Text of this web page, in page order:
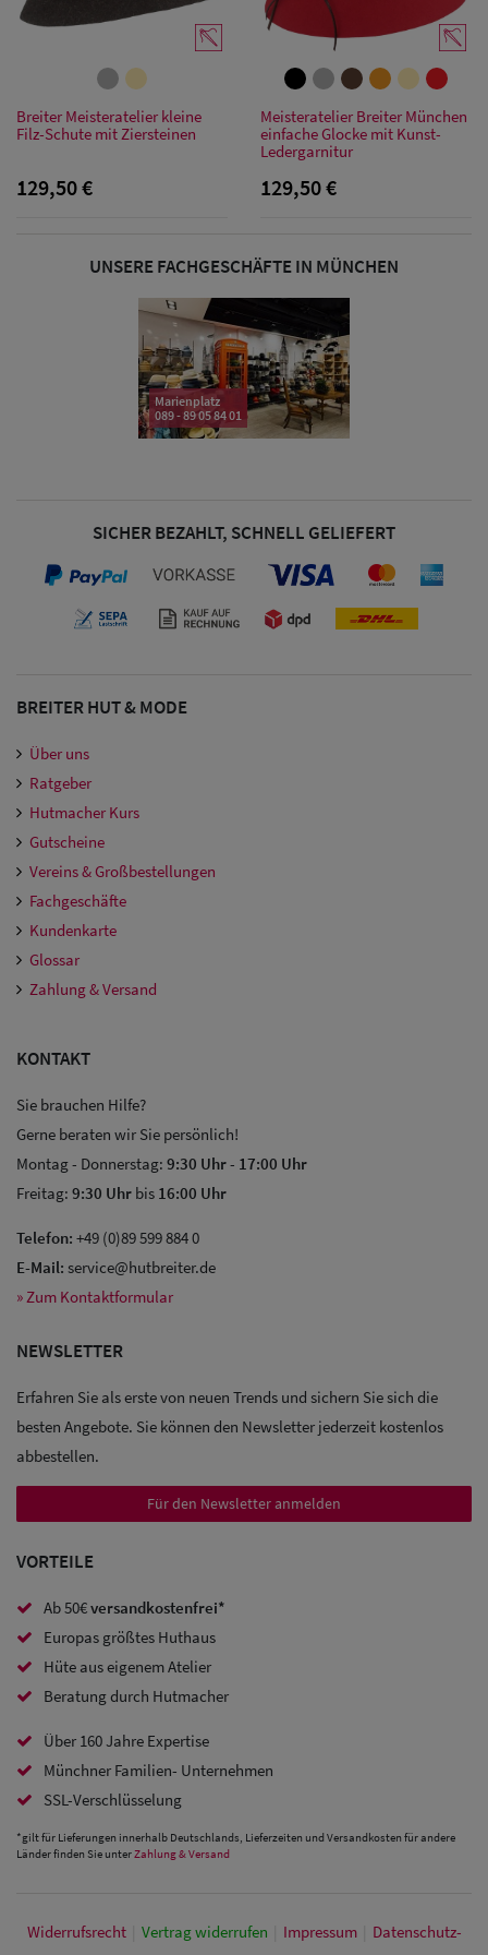
Sonnenschilder
Damen
Snapback Caps
Damen Caps
(63-65 cm)
Sale: Caps
Sale:
Baseball
Caps
Sale: Army
Caps
Sale:
Sale: Caps
Ohrenschutz
Breiter Meisteratelier kleine
Filz-Schute mit Ziersteinen
129,50 €
Meisteratelier Breiter München
einfache Glocke mit Kunst-
Ledergarnitur
129,50 €
UNSERE FACHGESCHÄFTE IN MÜNCHEN
Marienplatz
089 - 89 05 84 01
SICHER BEZAHLT, SCHNELL GELIEFERT
BREITER HUT & MODE
Über uns
Ratgeber
Hutmacher Kurs
Gutscheine
Vereins & Großbestellungen
Fachgeschäfte
Kundenkarte
Glossar
Zahlung & Versand
KONTAKT
Sie brauchen Hilfe?
Gerne beraten wir Sie persönlich!
Montag - Donnerstag: 9:30 Uhr- 17:00 Uhr
Freitag: 9:30 Uhr bis 16:00 Uhr
Telefon: +49 (0)89 599 884 0
E-Mail: service@hutbreiter.de
» Zum Kontaktformular
NEWSLETTER
Erfahren Sie als erste von neuen Trends und sichern Sie sich die
besten Angebote. Sie können den Newsletter jederzeit kostenlos
abbestellen.
Für den Newsletter anmelden
VORTEILE
Ab 50€versandkostenfrei*
Europas größtes Huthaus
Hüte aus eigenem Atelier
Beratung durch Hutmacher
Über 160 Jahre Expertise
Münchner Familien- Unternehmen
SSL-Verschlüsselung
*gilt für Lieferungen innerhalb Deutschlands, Lieferzeiten und Versandkosten für andere
Länder finden Sie unterZahlung & Versand
Widerrufs­recht Vertrag widerrufen Impressum
Daten­schutz­